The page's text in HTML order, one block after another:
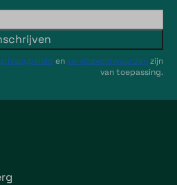
privacybeleid en servicevoorwaardenzijn
van toepassing.